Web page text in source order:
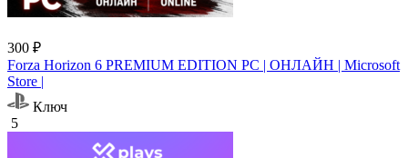
300 ₽
Forza Horizon 6 PREMIUM EDITION PC | ОНЛАЙН | Microsoft
Store |
Ключ
5